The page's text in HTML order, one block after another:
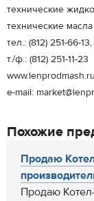
технические
технические
тел.: (812) 251-66-
т./ф.: (812) 251-11-23
e-mail:
Похожие
Продаю
Продаю